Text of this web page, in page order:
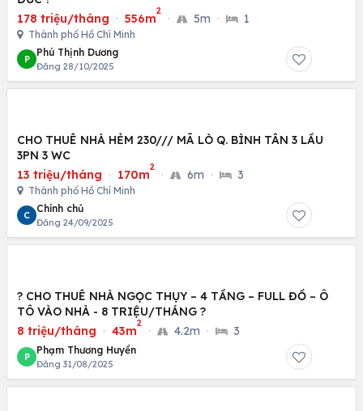
178 triệu/tháng · 556m
2
· 5m · 1
Thành phố Hồ Chí Minh
P
Phú Thịnh Dương
Đăng 28/10/2025
CHO THUÊ NHÀ HẺM 230/// MÃ LÒ Q. BÌNH TÂN 3 LẦU
3PN 3 WC
13 triệu/tháng · 170m
2
· 6m · 3
Thành phố Hồ Chí Minh
C
Chính chủ
Đăng 24/09/2025
? CHO THUÊ NHÀ NGỌC THỤY – 4 TẦNG – FULL ĐỒ – Ô
TÔ VÀO NHÀ - 8 TRIỆU/THÁNG ?
8 triệu/tháng · 43m
2
· 4.2m · 3
P
Phạm Thương Huyền
Đăng 31/08/2025